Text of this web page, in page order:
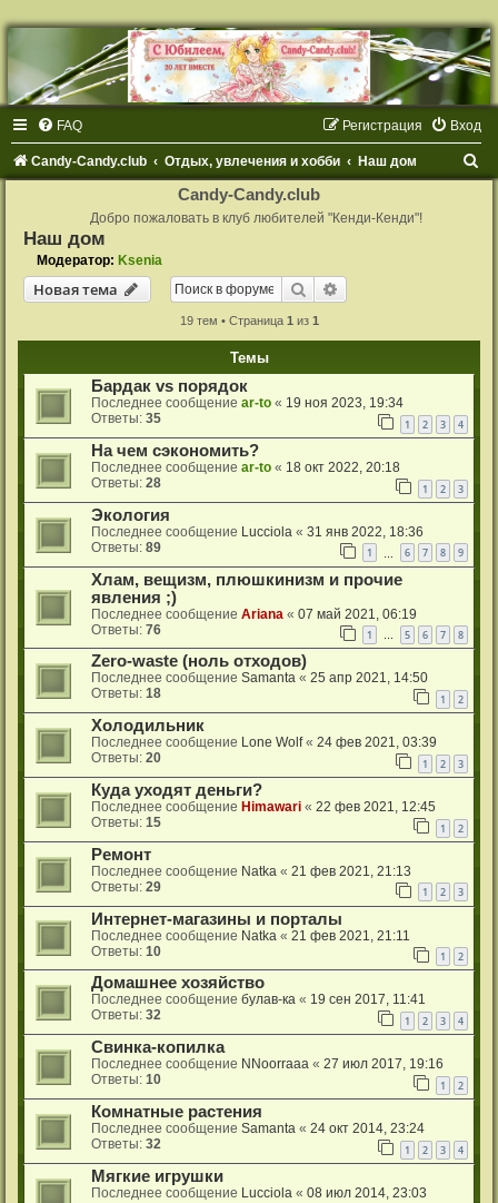
FAQ Вход
Регистрация
Candy-Candy.club Отдых, увлечения и хобби Наш дом
Candy-Candy.club
Добро пожаловать в клуб любителей "Кенди-Кенди"!
Наш дом
Модератор: Ksenia
Новая тема Поиск
19 тем • Страница 1 из 1
Темы
Бардак vs порядок
Последнее сообщение ar-to « 19 ноя 2023, 19:34
Ответы: 35 1 2 3 4
На чем сэкономить?
Последнее сообщение ar-to « 18 окт 2022, 20:18
Ответы: 28 1 2 3
Экология
Последнее сообщение Lucciola « 31 янв 2022, 18:36
Ответы: 89 1 6 7 8 9
Хлам, вещизм, плюшкинизм и прочие
явления ;)
Последнее сообщение Ariana « 07 май 2021, 06:19
Ответы: 76 1 … 5 6 7 8
Zero-waste (ноль отходов)
Последнее сообщение Samanta « 25 апр 2021, 14:50
Ответы: 18 1 2
Холодильник
Последнее сообщение Lone Wolf« 24 фев 2021, 03:39
Ответы: 20 1 2 3
Куда уходят деньги?
Последнее сообщение Himawari « 22 фев 2021, 12:45
Ответы: 15 1 2
Ремонт
Последнее сообщение Natka « 21 фев 2021, 21:13
Ответы: 29 1 2 3
Интернет-магазины и порталы
Последнее сообщение Natka « 21 фев 2021, 21:11
Ответы: 10 1 2
Домашнее хозяйство
Последнее сообщение булав-ка « 19 сен 2017, 11:41
Ответы: 32 1 2 3 4
Свинка-копилка
Последнее сообщение NNoorraaa « 27 июл 2017, 19:16
Ответы: 10 1 2
Комнатные растения
Последнее сообщение Samanta « 24 окт 2014, 23:24
Ответы: 32 1 2 3 4
Мягкие игрушки
Последнее сообщение Lucciola « 08 июл 2014, 23:03